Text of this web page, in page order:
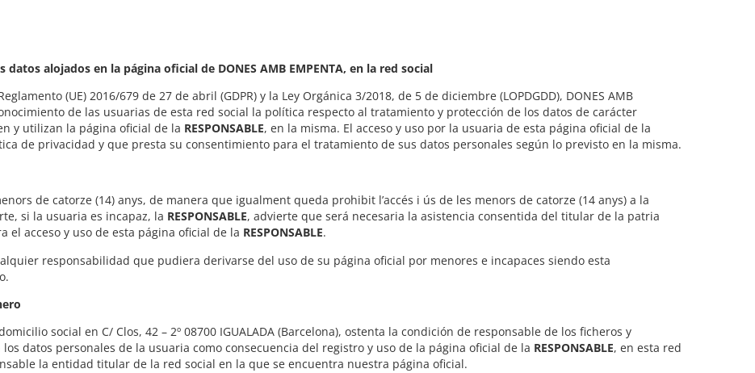
alojados en la página oficial de DONES AMB EMPENTA, en la red social
(UE) 2016/679 de 27 de abril (GDPR) y la Ley Orgánica 3/2018, de 5 de diciembre (LOPDGDD), DONES AMB
de las usuarias de esta red social la política respecto al tratamiento y protección de los datos de carácter
y utilizan la página oficial de la RESPONSABLE, en la misma. El acceso y uso por la usuaria de esta página oficial de la
de privacidad y que presta su consentimiento para el tratamiento de sus datos personales según lo previsto en la misma.
de catorze (14) anys, de manera que igualment queda prohibit l’accés i ús de les menors de catorze (14 anys) a la
si la usuaria es incapaz, la RESPONSABLE, advierte que será necesaria la asistencia consentida del titular de la patria
acceso y uso de esta página oficial de la RESPONSABLE.
responsabilidad que pudiera derivarse del uso de su página oficial por menores e incapaces siendo esta
social en C/ Clos, 42 – 2º 08700 IGUALADA (Barcelona), ostenta la condición de responsable de los ficheros y
datos personales de la usuaria como consecuencia del registro y uso de la página oficial de la RESPONSABLE, en esta red
la entidad titular de la red social en la que se encuentra nuestra página oficial.